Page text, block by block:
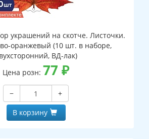
украшений на скотче. Листочки.
оранжевый (10 шт. в наборе,
ВД-лак)
Цена розн: 77 ₽
−
+
В корзину